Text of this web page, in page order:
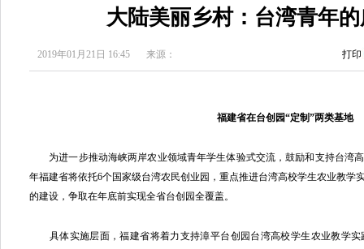
大陆美丽乡村：台湾青年
2019年01月21日 16:45 来源： 打印
福建省在台创园“定制”两类基地
为进一步推动海峡两岸农业领域青年学生体验式交流，鼓励和支持台湾
年福建省将依托6个国家级台湾农民创业园，重点推进台湾高校学生农业教学
的建设，争取在年底前实现全省台创园全覆盖。
具体实施层面，福建省将着力支持漳平台创园台湾高校学生农业教学实